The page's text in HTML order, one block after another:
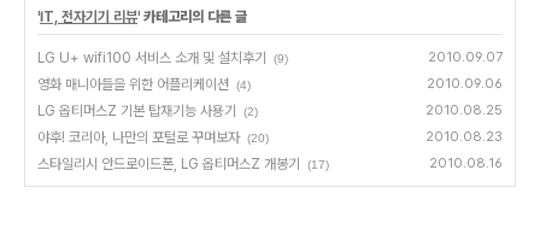
'IT, 전자기기 리뷰' 카테고리의 다른 글
LG U+ wifi100 서비스 소개 및 설치후기 (9) 2010.09.07
영화 매니아들을 위한 어플리케이션 (4) 2010.09.06
LG 옵티머스Z 기본 탑재기능 사용기 (2) 2010.08.25
야후! 코리아, 나만의 포털로 꾸며보자 (20) 2010.08.23
스타일리시 안드로이드폰, LG 옵티머스Z 개봉기 (17) 2010.08.16